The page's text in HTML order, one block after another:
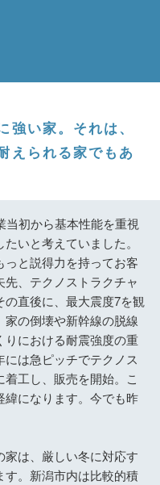
強い家。 それは、
えられる家でもあ
当初から基本性能を重視
いと考えていました。
と説得力を持ってお客
、テクノストラクチャ
直後に、最大震度7を観
の倒壊や新幹線の脱線
りにおける耐震強度の重
は急ピッチでテクノス
工し、販売を開始。こ
緯になります。今でも昨
は、厳しい冬に対応す
す。新潟市内は比較的積